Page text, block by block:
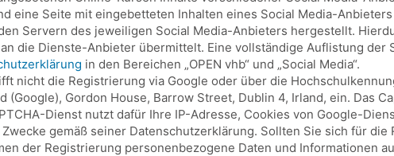
eine Seite mit eingebetteten Inhalten eines Social Media-
Servern des jeweiligen Social Media-Anbieters hergestellt.
die Dienste-Anbieter übermittelt. Eine vollständige Auflistung der
in den Bereichen „OPEN vhb“ und „Social Media“.
nicht die Registrierung via Google oder über die
Gordon House, Barrow Street, Dublin 4, Irland, ein. Das
Dienst nutzt dafür Ihre IP-Adresse, Cookies von Google-
gemäß seiner Datenschutzerklärung. Sollten Sie sich für die
der Registrierung personenbezogene Daten und Informationen